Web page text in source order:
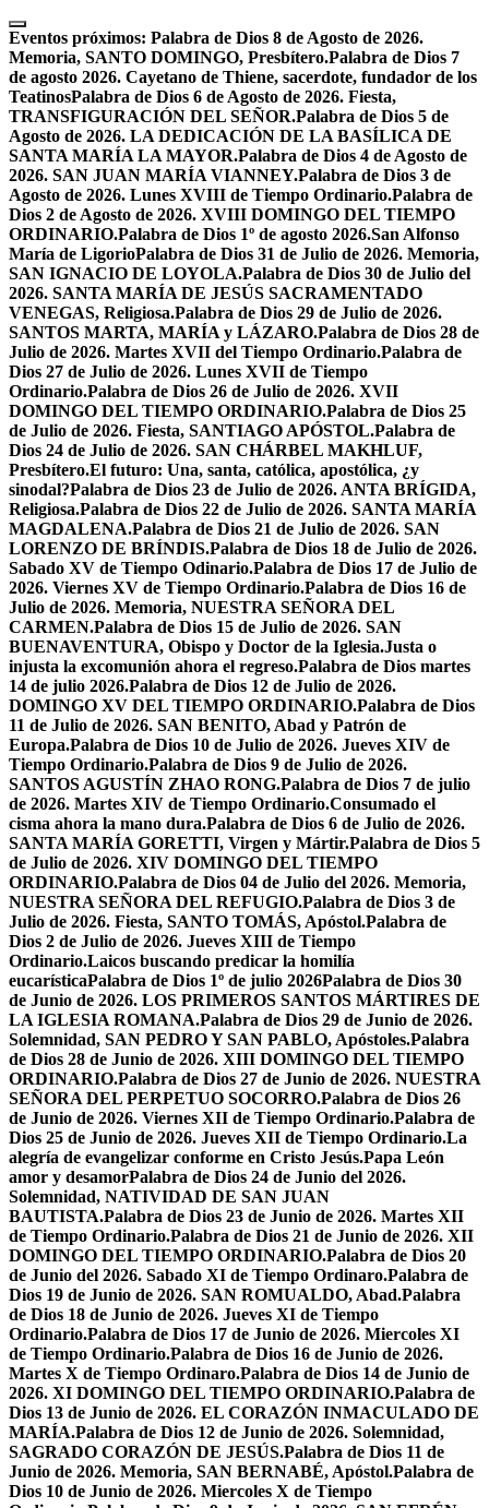
Skip
to
content
Eventos próximos: Palabra de Dios 8 de Agosto de 2026.
Memoria, SANTO DOMINGO, Presbítero.Palabra de Dios 7
de agosto 2026. Cayetano de Thiene, sacerdote, fundador de los
TeatinosPalabra de Dios 6 de Agosto de 2026. Fiesta,
TRANSFIGURACIÓN DEL SEÑOR.Palabra de Dios 5 de
Agosto de 2026. LA DEDICACIÓN DE LA BASÍLICA DE
SANTA MARÍA LA MAYOR.Palabra de Dios 4 de Agosto de
2026. SAN JUAN MARÍA VIANNEY.Palabra de Dios 3 de
Agosto de 2026. Lunes XVIII de Tiempo Ordinario.Palabra de
Dios 2 de Agosto de 2026. XVIII DOMINGO DEL TIEMPO
ORDINARIO.Palabra de Dios 1º de agosto 2026.San Alfonso
María de LigorioPalabra de Dios 31 de Julio de 2026. Memoria,
SAN IGNACIO DE LOYOLA.Palabra de Dios 30 de Julio del
2026. SANTA MARÍA DE JESÚS SACRAMENTADO
VENEGAS, Religiosa.Palabra de Dios 29 de Julio de 2026.
SANTOS MARTA, MARÍA y LÁZARO.Palabra de Dios 28 de
Julio de 2026. Martes XVII del Tiempo Ordinario.Palabra de
Dios 27 de Julio de 2026. Lunes XVII de Tiempo
Ordinario.Palabra de Dios 26 de Julio de 2026. XVII
DOMINGO DEL TIEMPO ORDINARIO.Palabra de Dios 25
de Julio de 2026. Fiesta, SANTIAGO APÓSTOL.Palabra de
Dios 24 de Julio de 2026. SAN CHÁRBEL MAKHLUF,
Presbítero.El futuro: Una, santa, católica, apostólica, ¿y
sinodal?Palabra de Dios 23 de Julio de 2026. ANTA BRÍGIDA,
Religiosa.Palabra de Dios 22 de Julio de 2026. SANTA MARÍA
MAGDALENA.Palabra de Dios 21 de Julio de 2026. SAN
LORENZO DE BRÍNDIS.Palabra de Dios 18 de Julio de 2026.
Sabado XV de Tiempo Odinario.Palabra de Dios 17 de Julio de
2026. Viernes XV de Tiempo Ordinario.Palabra de Dios 16 de
Julio de 2026. Memoria, NUESTRA SEÑORA DEL
CARMEN.Palabra de Dios 15 de Julio de 2026. SAN
BUENAVENTURA, Obispo y Doctor de la Iglesia.Justa o
injusta la excomunión ahora el regreso.Palabra de Dios martes
14 de julio 2026.Palabra de Dios 12 de Julio de 2026.
DOMINGO XV DEL TIEMPO ORDINARIO.Palabra de Dios
11 de Julio de 2026. SAN BENITO, Abad y Patrón de
Europa.Palabra de Dios 10 de Julio de 2026. Jueves XIV de
Tiempo Ordinario.Palabra de Dios 9 de Julio de 2026.
SANTOS AGUSTÍN ZHAO RONG.Palabra de Dios 7 de julio
de 2026. Martes XIV de Tiempo Ordinario.Consumado el
cisma ahora la mano dura.Palabra de Dios 6 de Julio de 2026.
SANTA MARÍA GORETTI, Virgen y Mártir.Palabra de Dios 5
de Julio de 2026. XIV DOMINGO DEL TIEMPO
ORDINARIO.Palabra de Dios 04 de Julio del 2026. Memoria,
NUESTRA SEÑORA DEL REFUGIO.Palabra de Dios 3 de
Julio de 2026. Fiesta, SANTO TOMÁS, Apóstol.Palabra de
Dios 2 de Julio de 2026. Jueves XIII de Tiempo
Ordinario.Laicos buscando predicar la homilía
eucarísticaPalabra de Dios 1º de julio 2026Palabra de Dios 30
de Junio de 2026. LOS PRIMEROS SANTOS MÁRTIRES DE
LA IGLESIA ROMANA.Palabra de Dios 29 de Junio de 2026.
Solemnidad, SAN PEDRO Y SAN PABLO, Apóstoles.Palabra
de Dios 28 de Junio de 2026. XIII DOMINGO DEL TIEMPO
ORDINARIO.Palabra de Dios 27 de Junio de 2026. NUESTRA
SEÑORA DEL PERPETUO SOCORRO.Palabra de Dios 26
de Junio de 2026. Viernes XII de Tiempo Ordinario.Palabra de
Dios 25 de Junio de 2026. Jueves XII de Tiempo Ordinario.La
alegría de evangelizar conforme en Cristo Jesús.Papa León
amor y desamorPalabra de Dios 24 de Junio del 2026.
Solemnidad, NATIVIDAD DE SAN JUAN
BAUTISTA.Palabra de Dios 23 de Junio de 2026. Martes XII
de Tiempo Ordinario.Palabra de Dios 21 de Junio de 2026. XII
DOMINGO DEL TIEMPO ORDINARIO.Palabra de Dios 20
de Junio del 2026. Sabado XI de Tiempo Ordinaro.Palabra de
Dios 19 de Junio de 2026. SAN ROMUALDO, Abad.Palabra
de Dios 18 de Junio de 2026. Jueves XI de Tiempo
Ordinario.Palabra de Dios 17 de Junio de 2026. Miercoles XI
de Tiempo Ordinario.Palabra de Dios 16 de Junio de 2026.
Martes X de Tiempo Ordinaro.Palabra de Dios 14 de Junio de
2026. XI DOMINGO DEL TIEMPO ORDINARIO.Palabra de
Dios 13 de Junio de 2026. EL CORAZÓN INMACULADO DE
MARÍA.Palabra de Dios 12 de Junio de 2026. Solemnidad,
SAGRADO CORAZÓN DE JESÚS.Palabra de Dios 11 de
Junio de 2026. Memoria, SAN BERNABÉ, Apóstol.Palabra de
Dios 10 de Junio de 2026. Miercoles X de Tiempo